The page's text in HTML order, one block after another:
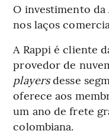
O investimento da
nos laços
A Rappi é cliente
provedor de
playersdesse
oferece aos
um ano de frete
colombiana.